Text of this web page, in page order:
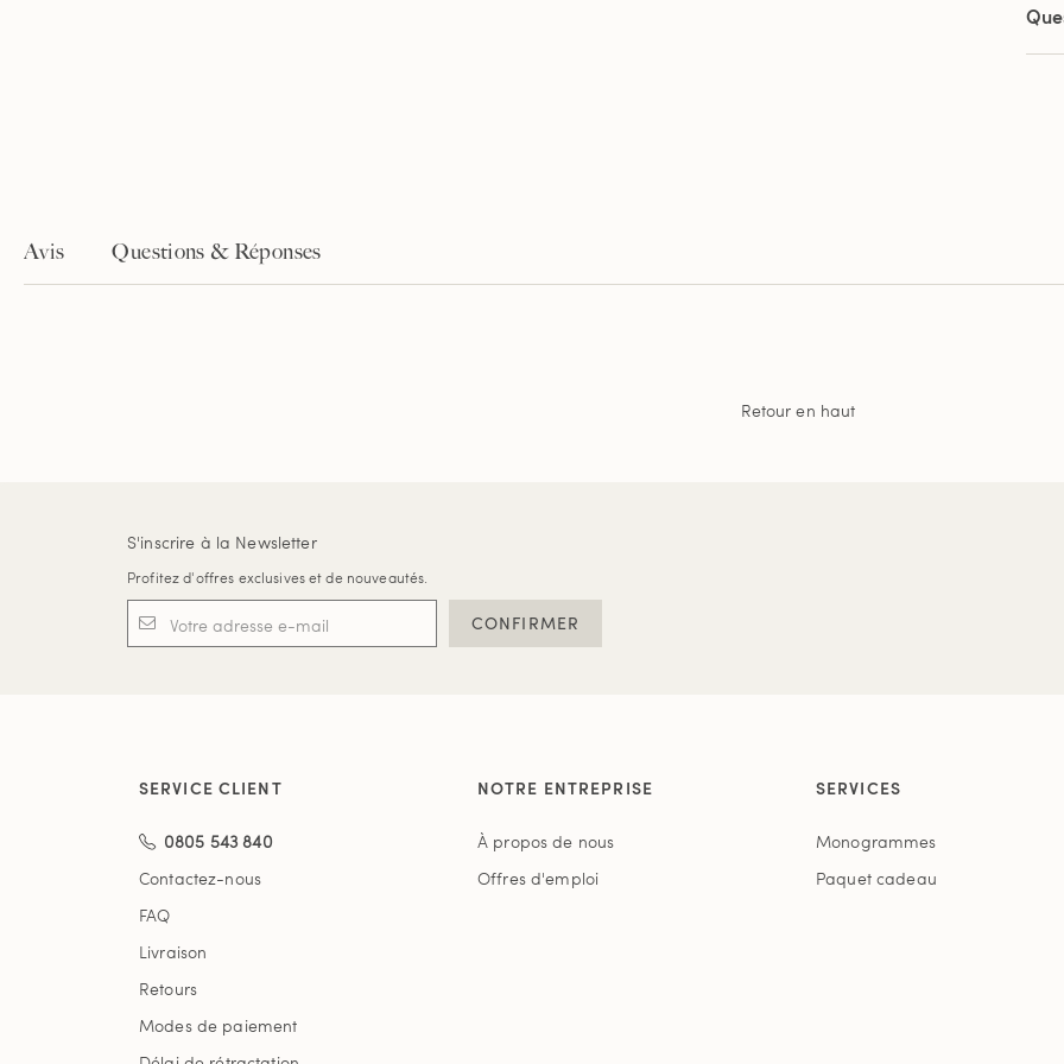
Avis Questions & Réponses
Retour en haut
S'inscrire à la Newsletter
Profitez d'offres exclusives et de nouveautés.
CONFIRMER
SERVICE CLIENT
0805 543 840
Contactez-nous
FAQ
Livraison
Retours
Modes de paiement
NOTRE ENTREPRISE
À propos de nous
Offres d'emploi
SERVICES
Monogrammes
Paquet cadeau